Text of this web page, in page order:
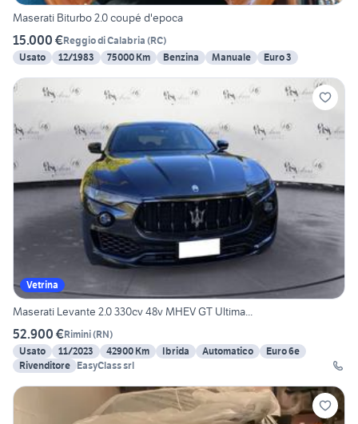
Maserati Biturbo 2.0 coupé d'epoca
15.000 €Reggio di Calabria (RC)
Usato
12/1983 75000 Km Benzina Manuale Euro 3
Vetrina
Maserati Levante 2.0 330cv 48v MHEV GT Ultima...
52.900 €Rimini(RN)
Usato
11/2023 42900 Km Ibrida Automatico
Euro 6e
Rivenditore EasyClass srl